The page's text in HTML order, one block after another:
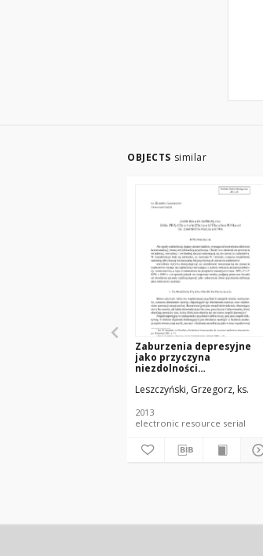
OBJECTS similar
Zaburzenia depresyjne
jako przyczyna
niezdolności
zawarcia małżeństwa
Leszczyński, Grzegorz, ks.
2013
electronic resource serial